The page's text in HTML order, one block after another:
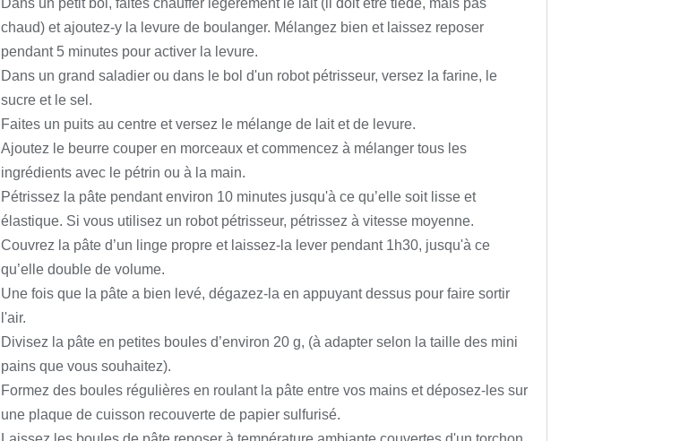
Dans un petit bol, faites chauffer légèrement le lait (il doit être tiède, mais pas
chaud) et ajoutez-y la levure de boulanger. Mélangez bien et laissez reposer
pendant 5 minutes pour activer la levure.
Dans un grand saladier ou dans le bol d'un robot pétrisseur, versez la farine, le
sucre et le sel.
Faites un puits au centre et versez le mélange de lait et de levure.
Ajoutez le beurre couper en morceaux et commencez à mélanger tous les
ingrédients avec le pétrin ou à la main.
Pétrissez la pâte pendant environ 10 minutes jusqu'à ce qu’elle soit lisse et
élastique. Si vous utilisez un robot pétrisseur, pétrissez à vitesse moyenne.
Couvrez la pâte d’un linge propre et laissez-la lever pendant 1h30, jusqu'à ce
qu’elle double de volume.
Une fois que la pâte a bien levé, dégazez-la en appuyant dessus pour faire sortir
l'air.
Divisez la pâte en petites boules d’environ 20 g, (à adapter selon la taille des mini
pains que vous souhaitez).
Formez des boules régulières en roulant la pâte entre vos mains et déposez-les sur
une plaque de cuisson recouverte de papier sulfurisé.